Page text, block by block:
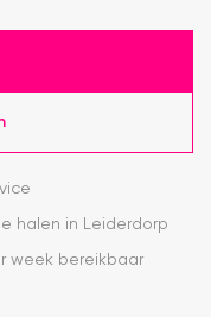
halen in Leiderdorp
week bereikbaar